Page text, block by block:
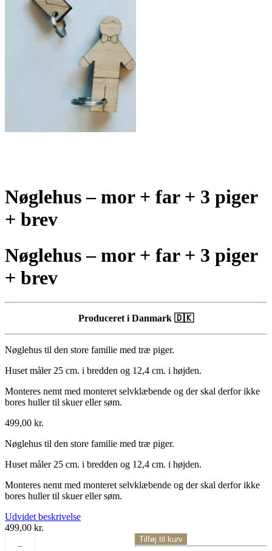
Nøglehus – mor + far + 3 piger
+ brev
Nøglehus – mor + far + 3 piger
+ brev
Produceret i Danmark 🇩🇰
Nøglehus til den store familie med træ piger.
Huset måler 25 cm. i bredden og 12,4 cm. i højden.
Monteres nemt med monteret selvklæbende og der skal derfor ikke
bores huller til skuer eller søm.
499,00 kr.
Nøglehus til den store familie med træ piger.
Huset måler 25 cm. i bredden og 12,4 cm. i højden.
Monteres nemt med monteret selvklæbende og der skal derfor ikke
bores huller til skuer eller søm.
Udvidet beskrivelse
499,00 kr.
–
Tilføj til kurv